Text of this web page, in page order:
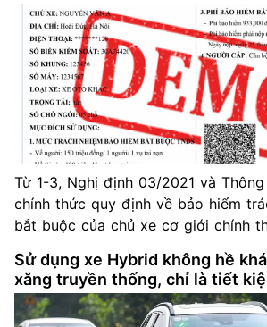
Từ 1-3, Nghị định 03/2021 và
chính thức quy định về bảo hiểm
bắt buộc của chủ xe cơ giới chính
Sử dụng xe Hybrid không hề
xăng truyền thống, chỉ là tiết